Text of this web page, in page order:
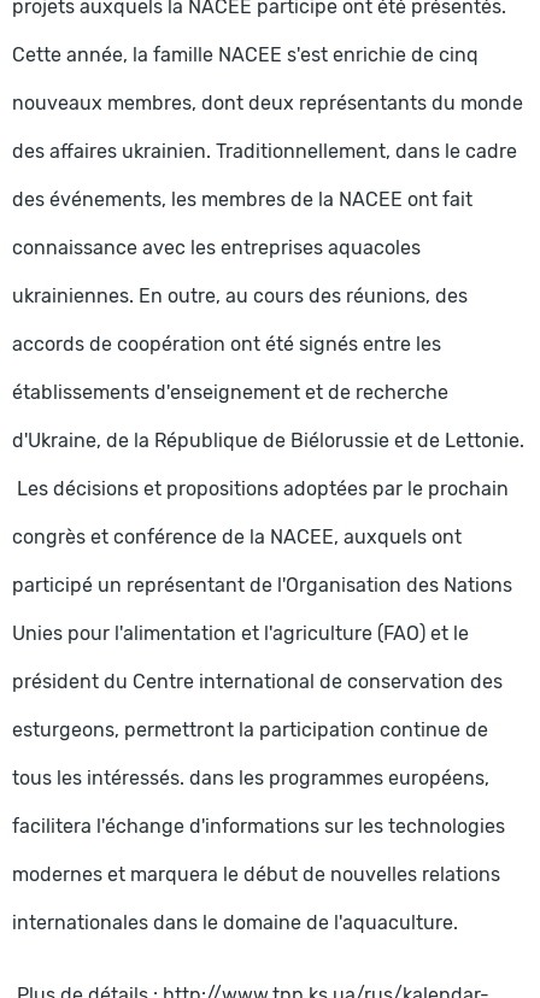
projets auxquels la NACEE participe ont été présentés.
Cette année, la famille NACEE s'est enrichie de cinq
nouveaux membres, dont deux représentants du monde
des affaires ukrainien. Traditionnellement, dans le cadre
des événements, les membres de la NACEE ont fait
connaissance avec les entreprises aquacoles
ukrainiennes. En outre, au cours des réunions, des
accords de coopération ont été signés entre les
établissements d'enseignement et de recherche
d'Ukraine, de la République de Biélorussie et de Lettonie.
Les décisions et propositions adoptées par le prochain
congrès et conférence de la NACEE, auxquels ont
participé un représentant de l'Organisation des Nations
Unies pour l'alimentation et l'agriculture (FAO) et le
président du Centre international de conservation des
esturgeons, permettront la participation continue de
tous les intéressés. dans les programmes européens,
facilitera l'échange d'informations sur les technologies
modernes et marquera le début de nouvelles relations
internationales dans le domaine de l'aquaculture.